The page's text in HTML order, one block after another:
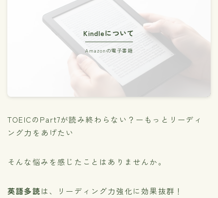
Amazonの電子書籍
Kindleについて
TOEICのPart7が読み終わらない？ーもっとリーディ
ング力をあげたい
そんな悩みを感じたことはありませんか。
英語多読は、リーディング力強化に効果抜群！